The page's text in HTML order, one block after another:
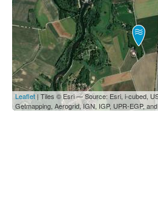
Leaflet | Tiles © Esri — Source: Esri, i-cubed,
Getmapping, Aerogrid, IGN, IGP, UPR-EGP,